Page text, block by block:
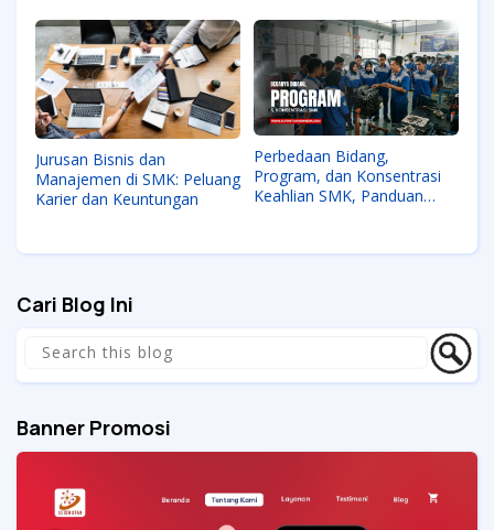
Jurusan Bisnis dan
Manajemen di SMK: Peluang
Karier dan Keuntungan
Perbedaan Bidang,
Program, dan Konsentrasi
Keahlian SMK, Panduan
Cari Blog Ini
Banner Promosi